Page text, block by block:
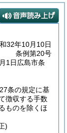
32年10月10日
条例第20号
1日広島市条
条の規定に基
徴収する手数
ものを除くほ
)